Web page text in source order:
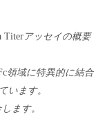
Titerアッセイの概要
領域に特異的に結合
います。
ます。